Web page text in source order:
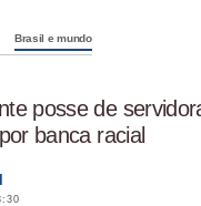
Brasil e mundo
posse de
banca racial